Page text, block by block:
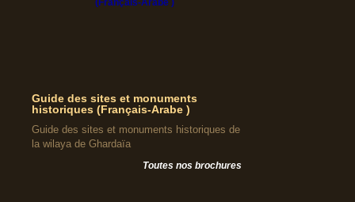
Guide des sites et monuments
historiques (Français-Arabe )
Guide des sites et monuments historiques de
la wilaya de Ghardaïa
Toutes nos brochures